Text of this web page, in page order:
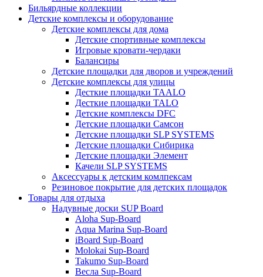
Бильярдные коллекции
Детские комплексы и оборудование
Детские комплексы для дома
Детские спортивные комплексы
Игровые кровати-чердаки
Балансиры
Детские площадки для дворов и учреждений
Детские комплексы для улицы
Десткие площадки TAALO
Десткие площадки TALO
Детские комплексы DFC
Детские площадки Самсон
Детские площадки SLP SYSTEMS
Детские площадки Сибирика
Детские площадки Элемент
Качели SLP SYSTEMS
Аксессуары к детским комлпексам
Резиновое покрытие для детских площадок
Товары для отдыха
Надувные доски SUP Board
Aloha Sup-Board
Aqua Marina Sup-Board
iBoard Sup-Board
Molokai Sup-Board
Takumo Sup-Board
Весла Sup-Board